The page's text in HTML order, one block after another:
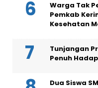
Warga Tak
Pemkab
Kesehatan
Tunjangan
Penuh
Dua Siswa